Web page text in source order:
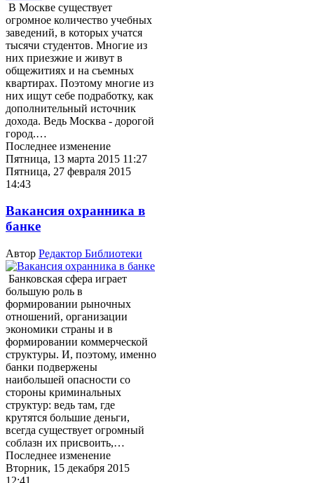
В Москве существует
огромное количество учебных
заведений, в которых учатся
тысячи студентов. Многие из
них приезжие и живут в
общежитиях и на съемных
квартирах. Поэтому многие из
них ищут себе подработку, как
дополнительный источник
дохода. Ведь Москва - дорогой
город.…
Последнее изменение
Пятница, 13 марта 2015 11:27
Пятница, 27 февраля 2015
14:43
Вакансия охранника в
банке
Автор Редактор Библиотеки
Банковская сфера играет
большую роль в
формировании рыночных
отношений, организации
экономики страны и в
формировании коммерческой
структуры. И, поэтому, именно
банки подвержены
наибольшей опасности со
стороны криминальных
структур: ведь там, где
крутятся большие деньги,
всегда существует огромный
соблазн их присвоить,…
Последнее изменение
Вторник, 15 декабря 2015